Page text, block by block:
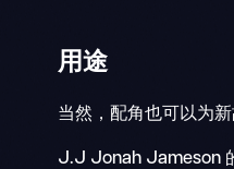
用途
当然，配角也可以为新
J.J Jonah Jameson